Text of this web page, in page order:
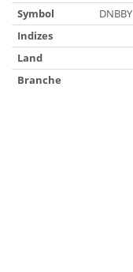
Symbol
DNBBY
Indizes
Land
Branche